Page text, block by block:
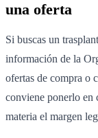
una oferta
Si buscas un
información de la
ofertas de compra o
conviene ponerlo en
materia el margen